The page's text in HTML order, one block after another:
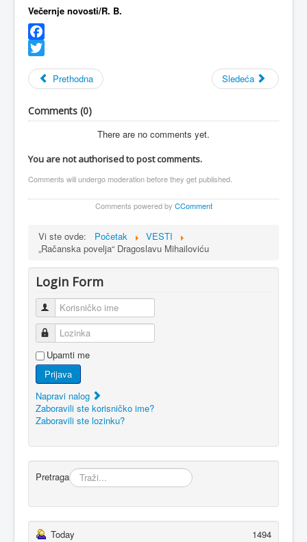
Večernje novosti/R. B.
Facebook
Prethodna
Sledeća
Comments (0)
There are no comments yet.
You are not authorised to post comments.
Comments will undergo moderation before they get published.
Comments powered by CComment
Vi ste ovde: Početak
VESTI
„Račanska povelja“ Dragoslavu Mihailoviću
Login Form
Korisničko ime
Lozinka
Upamti me
Prijava
Napravi nalog
Zaboravili ste korisničko ime?
Zaboravili ste lozinku?
Pretraga
Today
1494